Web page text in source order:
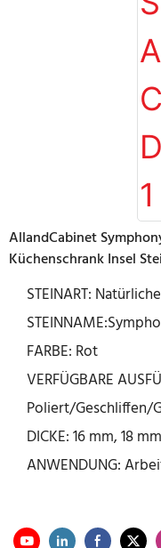
AllandCabinet
Küchenschrank Insel
STEINART:
FARBE: Rot
VERFÜGBARE
Poliert/Geschliffen/
DICKE: 16 mm, 18
ANWENDUNG: